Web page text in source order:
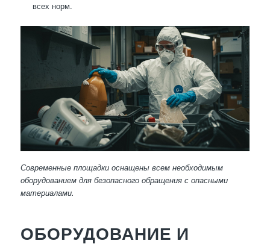
всех норм.
Современные площадки оснащены всем необходимым
оборудованием для безопасного обращения с опасными
материалами.
ОБОРУДОВАНИЕ И